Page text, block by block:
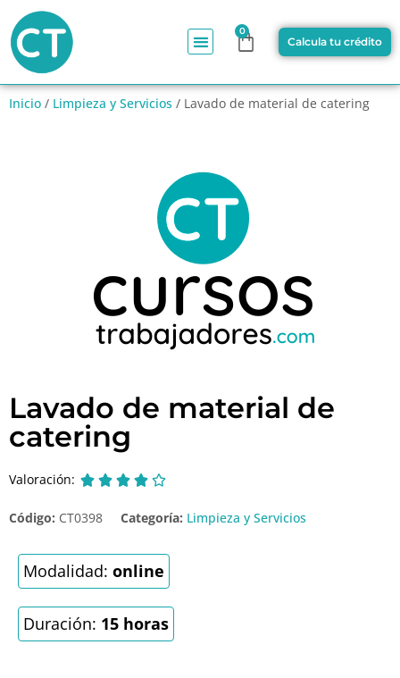
0
Calcula tu crédito
Inicio / Limpieza y Servicios / Lavado de material de catering
Lavado de material de
catering
Valoración:     
Código: CT0398 Categoría: Limpieza y Servicios
Modalidad: online
Duración: 15 horas